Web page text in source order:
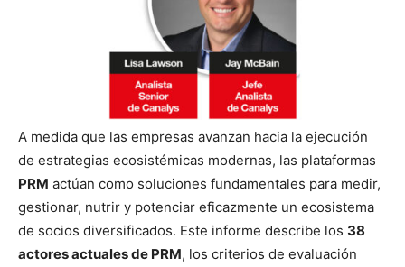
A medida que las empresas avanzan hacia la ejecución
de estrategias ecosistémicas modernas, las plataformas
PRM actúan como soluciones fundamentales para medir,
gestionar, nutrir y potenciar eficazmente un ecosistema
de socios diversificados. Este informe describe los 38
actores actuales de PRM, los criterios de evaluación